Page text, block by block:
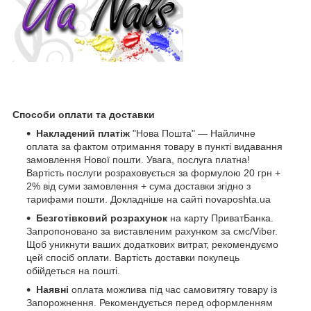
Способи оплати та доставки
Накладений платіж "Нова Пошта" — Найличне
оплата за фактом отримання товару в пункті видавання
замовлення Нової пошти. Увага, послуга платна!
Вартість послуги розраховується за формулою 20 грн +
2% від суми замовлення + сума доставки згідно з
тарифами пошти. Докладніше на сайті novaposhta.ua
Безготівковий розрахунок на карту ПриватБанка.
Запропоновано за виставленим рахунком за смс/Viber.
Щоб уникнути ваших додаткових витрат, рекомендуємо
цей спосіб оплати. Вартість доставки покупець
обійдеться на пошті.
Наявні оплата можлива під час самовитягу товару із
Запорожнення. Рекомендується перед оформленням